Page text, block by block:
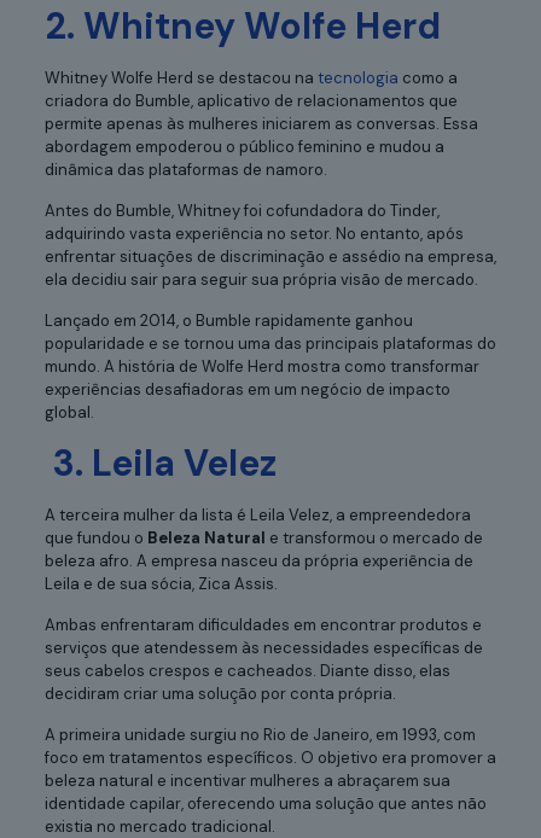
2. Whitney Wolfe Herd
Whitney Wolfe Herd se destacou na tecnologia como a
criadora do Bumble, aplicativo de relacionamentos que
permite apenas às mulheres iniciarem as conversas. Essa
abordagem empoderou o público feminino e mudou a
dinâmica das plataformas de namoro.
Antes do Bumble, Whitney foi cofundadora do Tinder,
adquirindo vasta experiência no setor. No entanto, após
enfrentar situações de discriminação e assédio na empresa,
ela decidiu sair para seguir sua própria visão de mercado.
Lançado em 2014, o Bumble rapidamente ganhou
popularidade e se tornou uma das principais plataformas do
mundo. A história de Wolfe Herd mostra como transformar
experiências desafiadoras em um negócio de impacto
global.
3. Leila Velez
A terceira mulher da lista é Leila Velez, a empreendedora
que fundou o Beleza Natural e transformou o mercado de
beleza afro. A empresa nasceu da própria experiência de
Leila e de sua sócia, Zica Assis.
Ambas enfrentaram dificuldades em encontrar produtos e
serviços que atendessem às necessidades específicas de
seus cabelos crespos e cacheados. Diante disso, elas
decidiram criar uma solução por conta própria.
A primeira unidade surgiu no Rio de Janeiro, em 1993, com
foco em tratamentos específicos. O objetivo era promover a
beleza natural e incentivar mulheres a abraçarem sua
identidade capilar, oferecendo uma solução que antes não
existia no mercado tradicional.